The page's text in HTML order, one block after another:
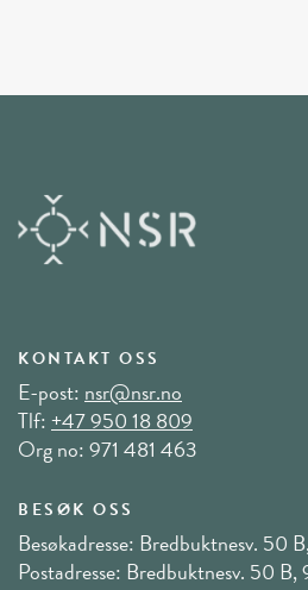
KONTAKT OSS
E-post:nsr@nsr.no
Tlf:+47 950 18 809
Org no: 971 481 463
BESØK OSS
Besøkadresse: Bredbuktnesv. 50
Postadresse: Bredbuktnesv. 50